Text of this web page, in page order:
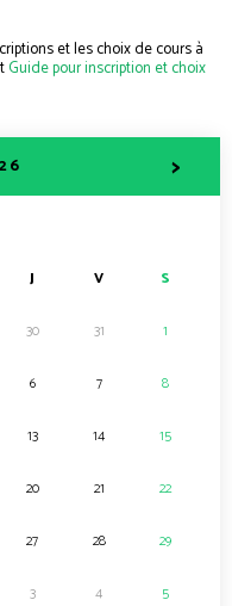
et les choix de cours à
Guide pour inscription et choix
>
J V S
30 31 1
6 7 8
13 14 15
20 21 22
27 28 29
3 4 5